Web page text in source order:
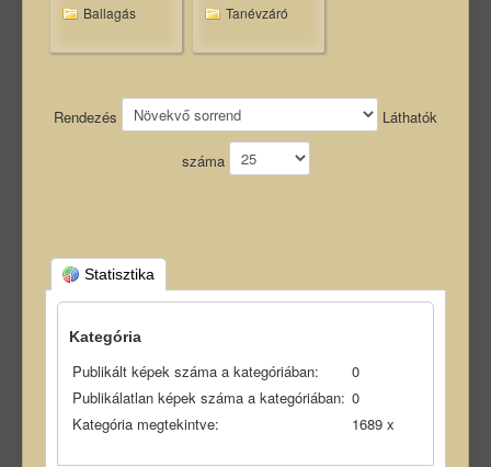
Ballagás Tanévzáró
Rendezés Láthatók
száma
Statisztika
Kategória
Publikált képek száma a kategóriában:
0
Publikálatlan képek száma a kategóriában: 0
Kategória megtekintve:
1689 x